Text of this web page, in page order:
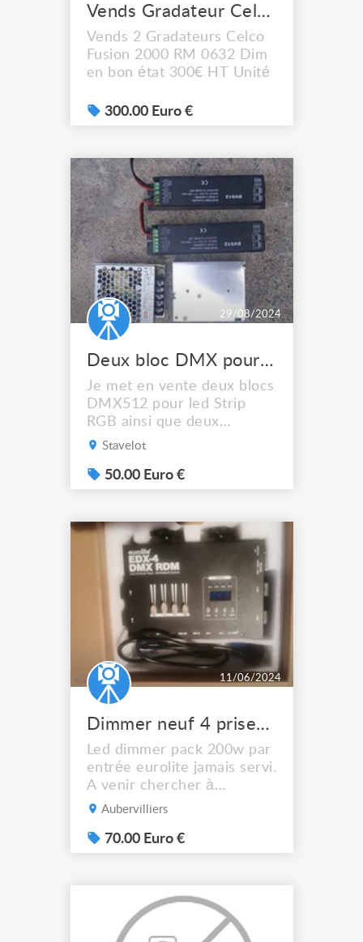
Vends Gradateur Celco Fusion 2000 RM 0632 Dim
Vends 2 Gradateurs Celco
Fusion 2000 RM 0632 Dim
en bon état 300€ HT Unité
300.00 Euro €
29/08/2024
Deux bloc DMX pour led RGB transfo
Je met en vente deux blocs
DMX512 pour led Strip
RGB ainsi que deux
transformateurs pour
Neuf, utiliser 1X pour test
mais ne convient pas au
changement de commande
Le prix est pour le lot ( pas
de vente dissocié et pas
d'échange ) Prix ferme non
négociab...
Stavelot
50.00 Euro €
11/06/2024
Dimmer neuf 4 prises eurolite 4 entrées
Led dimmer pack 200w par
entrée eurolite jamais servi.
A venir chercher à
aubervilliers
Aubervilliers
70.00 Euro €